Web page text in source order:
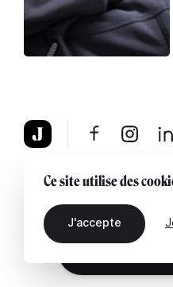
À propos Mentions légales
Ce site utilise des
J'accepte